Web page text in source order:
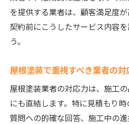
を提供する業者は、顧客満足度が
契約前にこうしたサービス内容
う。
屋根塗装で重視すべき業者の対
屋根塗装業者の対応力は、施工
にも直結します。特に見積もり
質問への的確な回答、施工中の